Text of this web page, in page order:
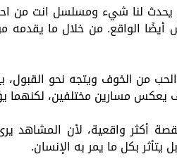
يحدث لنا شيء ومسلسل انت من
أيضًا الواقع. من خلال ما
من الخوف ويتجه نحو القبول،
يعكس مسارين مختلفين،
أكثر واقعية، لأن المشاهد
يتأثر بكل ما يمر به الإنسان.